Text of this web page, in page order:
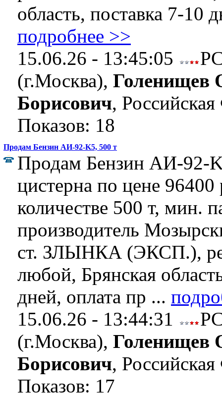
область, поставка 7-10
подробнее >>
15.06.26 - 13:45:05
(г.Москва), Голенищев
Борисович,
Показов: 18
Продам Бензин АИ-92-K5, 500 т
Продам Бензин АИ-92-
цистерна по цене 96400
количестве 500 т, мин.
производитель
ст. ЗЛЫНКА (ЭКСП.),
любой, Брянская
дней, оплата пр ...
15.06.26 - 13:44:31
(г.Москва), Голенищев
Борисович,
Показов: 17